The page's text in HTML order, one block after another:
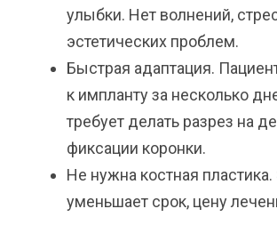
улыбки. Нет волнений,
эстетических проблем.
Быстрая адаптация.
к импланту за несколько
требует делать разрез на
фиксации коронки.
Не нужна костная пластика.
уменьшает срок, цену